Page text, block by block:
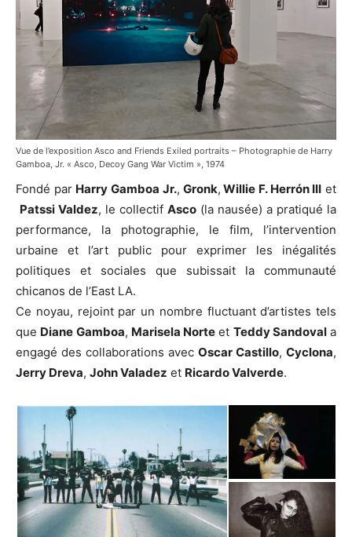
Vue de l’exposition Asco and Friends Exiled portraits – Photographie de Harry
Gamboa, Jr. « Asco, Decoy Gang War Victim », 1974
Fondé par Harry Gamboa Jr., Gronk, Willie F. Herrón III et
Patssi Valdez, le collectif Asco (la nausée) a pratiqué la
performance, la photographie, le film, l’intervention
urbaine et l’art public pour exprimer les inégalités
politiques et sociales que subissait la communauté
chicanos de l’East LA.
Ce noyau, rejoint par un nombre fluctuant d’artistes tels
que Diane Gamboa, Marisela Norte et Teddy Sandovala
engagé des collaborations avec Oscar Castillo, Cyclona,
Jerry Dreva, John Valadez et Ricardo Valverde.